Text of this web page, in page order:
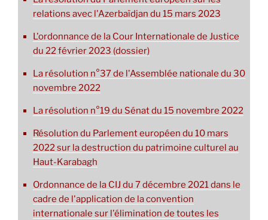
relations avec l'Azerbaïdjan du 15 mars 2023
L'ordonnance de la Cour Internationale de Justice
du 22 février 2023 (dossier)
La résolution n°37 de l'Assemblée nationale du 30
novembre 2022
La résolution n°19 du Sénat du 15 novembre 2022
Résolution du Parlement européen du 10 mars
2022 sur la destruction du patrimoine culturel au
Haut-Karabagh
Ordonnance de la CIJ du 7 décembre 2021 dans le
cadre de l'application de la convention
internationale sur l'élimination de toutes les